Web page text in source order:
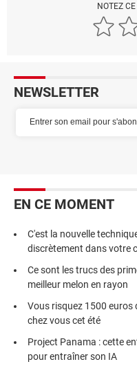
NOTEZ
NEWSLETTER
EN CE MOMENT
C'est la nouvelle
discrètement dans votre
Ce sont les trucs des
meilleur melon en rayon
Vous risquez 1500 euros
chez vous cet été
Project Panama : cette
pour entraîner son IA